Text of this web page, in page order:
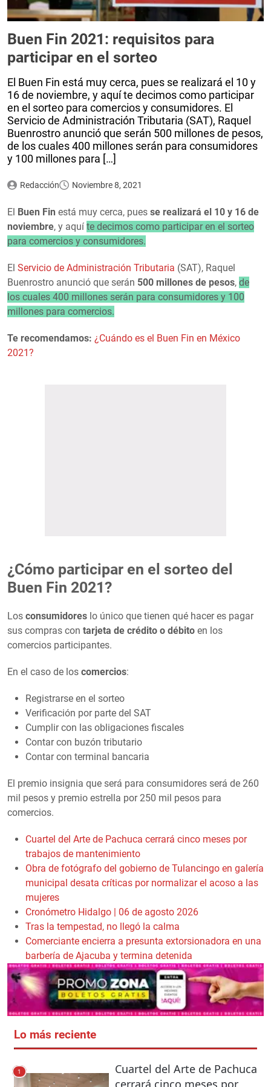
Buen Fin 2021: requisitos para
participar en el sorteo
El Buen Fin está muy cerca, pues se realizará el 10 y
16 de noviembre, y aquí te decimos como participar
en el sorteo para comercios y consumidores. El
Servicio de Administración Tributaria (SAT), Raquel
Buenrostro anunció que serán 500 millones de pesos,
de los cuales 400 millones serán para consumidores
y 100 millones para […]
Redacción Noviembre 8, 2021
El Buen Fin está muy cerca, pues se realizará el 10 y 16 de
noviembre, y aquí te decimos como participar en el sorteo
para comercios y consumidores.
El Servicio de Administración Tributaria (SAT), Raquel
Buenrostro anunció que serán 500 millones de pesos, de
los cuales 400 millones serán para consumidores y 100
millones para comercios.
Te recomendamos: ¿Cuándo es el Buen Fin en México
2021?
¿Cómo participar en el sorteo del
Buen Fin 2021?
Los consumidores lo único que tienen qué hacer es pagar
sus compras con tarjeta de crédito o débito en los
comercios participantes.
En el caso de los comercios:
Registrarse en el sorteo
Verificación por parte del SAT
Cumplir con las obligaciones fiscales
Contar con buzón tributario
Contar con terminal bancaria
El premio insignia que será para consumidores será de 260
mil pesos y premio estrella por 250 mil pesos para
comercios.
Cuartel del Arte de Pachuca cerrará cinco meses por
trabajos de mantenimiento
Obra de fotógrafo del gobierno de Tulancingo en galería
municipal desata críticas por normalizar el acoso a las
mujeres
Cronómetro Hidalgo | 06 de agosto 2026
Tras la tempestad, no llegó la calma
Comerciante encierra a presunta extorsionadora en una
barbería de Ajacuba y termina detenida
Lo más reciente
1
Cuartel del Arte de Pachuca
cerrará cinco meses por